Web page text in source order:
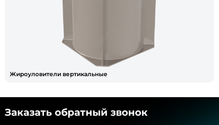
Жироуловители вертикальные
Заказать обратный звонок